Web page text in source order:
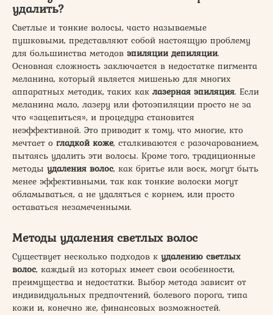
удалить?
Светлые и тонкие волосы, часто называемые
пушковыми, представляют собой настоящую проблему
для большинства методов эпиляции депиляции.
Основная сложность заключается в недостатке пигмента
меланина, который является мишенью для многих
аппаратных методик, таких как лазерная эпиляция. Если
меланина мало, лазеру или фотоэпиляции просто не за
что «зацепиться», и процедура становится
неэффективной. Это приводит к тому, что многие, кто
мечтает о гладкой коже, сталкиваются с разочарованием,
пытаясь удалить эти волосы. Кроме того, традиционные
методы удаления волос, как бритье или воск, могут быть
менее эффективными, так как тонкие волоски могут
обламываться, а не удаляться с корнем, или просто
оставаться незамеченными.
Методы удаления светлых волос
Существует несколько подходов к удалению светлых
волос, каждый из которых имеет свои особенности,
преимущества и недостатки. Выбор метода зависит от
индивидуальных предпочтений, болевого порога, типа
кожи и, конечно же, финансовых возможностей.